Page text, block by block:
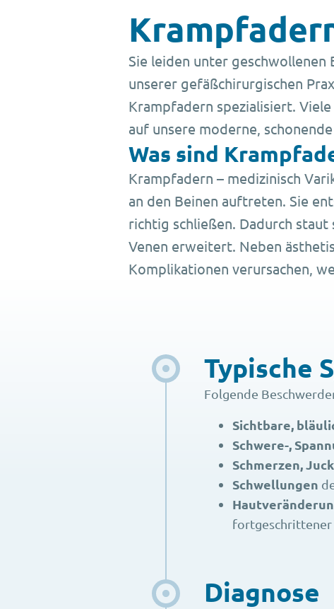
Sie leiden unter geschwollenen
unserer gefäßchirurgischen
Krampfadern spezialisiert.
auf unsere moderne,
Was sind
Krampfadern – medizinisch
an den Beinen auftreten. Sie
richtig schließen. Dadurch staut
Venen erweitert. Neben
Komplikationen verursachen,
Typische
Folgende
Sichtbare,
Schwere-,
Schmerzen,
Schwellungen
fortgeschrittener
Diagnose